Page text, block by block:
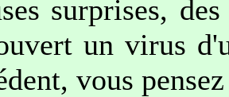
surprises,
un virus
vous